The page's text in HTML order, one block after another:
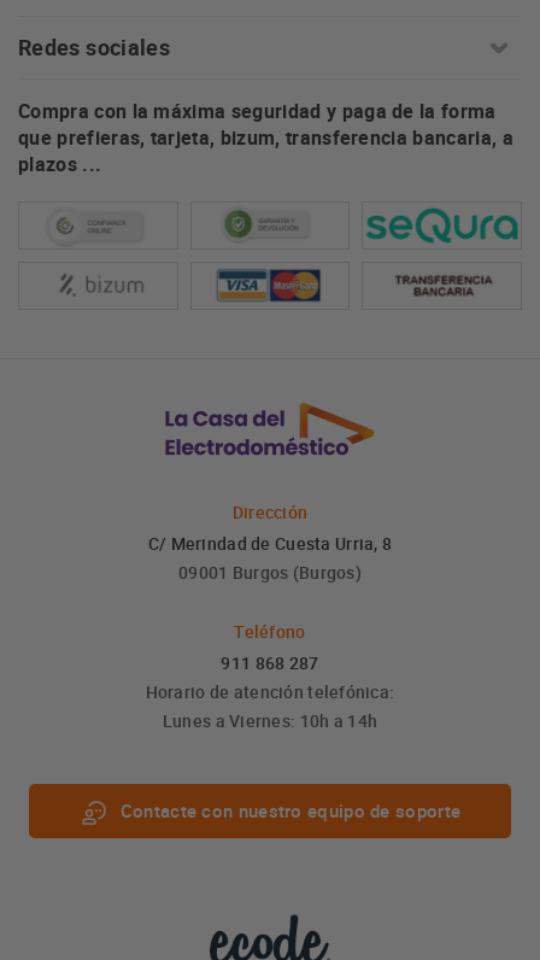
Redes sociales
Compra con la máxima seguridad y paga de la forma
que prefieras, tarjeta, bizum, transferencia bancaria, a
plazos ...
Dirección
C/ Merindad de Cuesta Urria, 8
09001 Burgos (Burgos)
Teléfono
911 868 287
Horario de atención telefónica:
Lunes a Viernes: 10h a 14h
Contacte con nuestro equipo de soporte